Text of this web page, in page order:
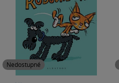
Nedostupné